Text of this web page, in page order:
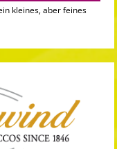
kleines, aber feines